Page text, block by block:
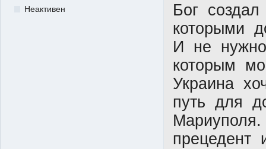
Неактивен
Бог
которыми
И не нужно
которым
Украина
путь для
прецедент